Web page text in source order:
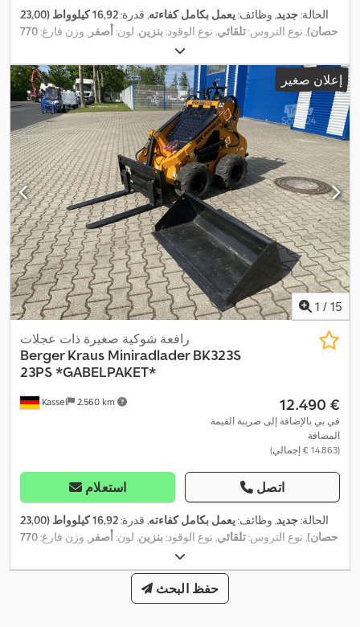
الحالة:جديد, وظائف:يعمل بكامل كفاءته, قدرة:
16,92 كيلوواط (23,00
حصان), نوع التروس:تلقائي, نوع الوقود:بنزين, لون: أصفر , وزن فارغ:770
300 كجم
الرفع:1.500 مم , مقاس الإطار: 20x10.00-10 , حالة الإطارات:
100 نسبة
مئوية , حالة القيادة:100 نسبة مئوية , تكوين المحور:محورين, حجم
الجرافة:
, عرض جرافة الحفر:1.160 مم , معدات:الهيدروليكا, دفع
رباعي, مجرفة قياسية, هيدروليكا القابض,
إعلان صغير
1 / 15
Kassel 2.560 km
رافعة شوكية صغيرة ذات عجلات
Berger Kraus Miniradlader BK323S
23PS *GABELPAKET*
‏12.490 €
في بي بالإضافة إلى ضريبة القيمة
المضافة
(‏14.863 € إجمالي)
استعلام اتصل
الحالة:جديد, وظائف:يعمل بكامل كفاءته, قدرة:
16,92 كيلوواط (23,00
حصان), نوع التروس:تلقائي, نوع الوقود:بنزين, لون: أصفر , وزن فارغ:770
300 كجم
الرفع:1.500 مم , مقاس الإطار: 20x10.00-10 , حالة الإطارات:
100 نسبة
100 نسبة مئوية , تكوين المحور:
, عرض جرافة الحفر:1.160 مم
حفظ البحث